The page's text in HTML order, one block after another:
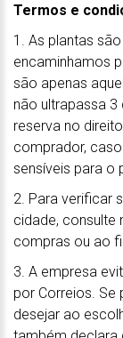
Termos e
1. As plantas
encaminhamos
são apenas
não ultrapassa 3
reserva no
comprador,
sensíveis para o
2. Para verificar
cidade, consulte
compras ou ao
3. A empresa
por Correios.
desejar ao